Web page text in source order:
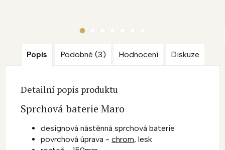
Popis Podobné (3) Hodnocení Diskuze
Detailní popis produktu
Sprchová baterie Maro
designová nástěnná sprchová baterie
povrchová úprava - chrom, lesk